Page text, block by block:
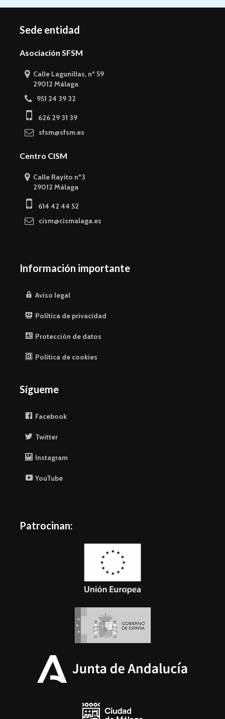
Sede entidad
Asociación SFSM
Calle Lagunillas, nº 59
29012 Málaga
951 24 39 32
626 29 31 39
sfsm@sfsm.es
Centro CISM
Calle Rayito nº3
29012 Málaga
614 42 44 52
cism@cismalaga.es
Información importante
Aviso legal
Política de privacidad
Protección de datos
Política de cookies
Sígueme
Facebook
Twitter
Instagram
YouTube
Patrocinan: